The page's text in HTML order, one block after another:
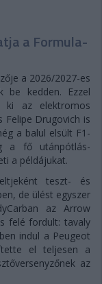
a Formula-
a 2026/2027-es
be kedden. Ezzel
ki az elektromos
Felipe Drugovich is
a balul elsült F1-
a fő utánpótlás-
a példájukat.
teszt- és
de ülést egyszer
az Arrow
felé fordult: tavaly
indul a Peugeot
el teljesen a
az